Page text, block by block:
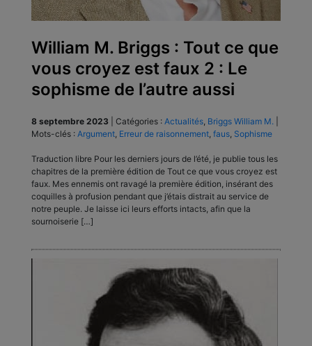
William M. Briggs : Tout ce que
vous croyez est faux 2 : Le
sophisme de l’autre aussi
8 septembre 2023 Catégories : Actualités Briggs William M.
Mots-clés : Argument Erreur de raisonnement faus Sophisme
Traduction libre Pour les derniers jours de l’été, je publie tous les
chapitres de la première édition de Tout ce que vous croyez est
faux. Mes ennemis ont ravagé la première édition, insérant des
coquilles à profusion pendant que j’étais distrait au service de
notre peuple. Je laisse ici leurs efforts intacts, afin que la
sournoiserie […]